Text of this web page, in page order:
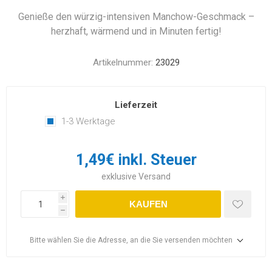
Genieße den würzig-intensiven Manchow-Geschmack –
herzhaft, wärmend und in Minuten fertig!
Artikelnummer: 23029
Lieferzeit
1-3 Werktage
1,49€ inkl. Steuer
exklusive Versand
i
h
KAUFEN
Bitte wählen Sie die Adresse, an die Sie versenden möchten